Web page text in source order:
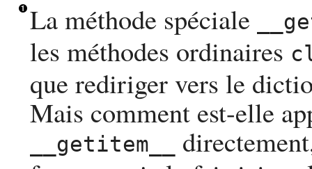
La méthode spéciale
les méthodes ordinaires
que rediriger vers le
Mais comment est-elle
__getitem__